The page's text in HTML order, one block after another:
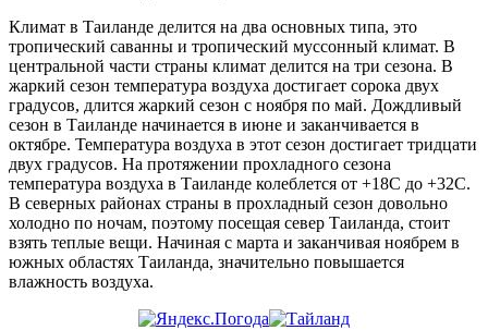
Климат в Таиланде делится на два основных типа, это
тропический саванны и тропический муссонный климат. В
центральной части страны климат делится на три сезона. В
жаркий сезон температура воздуха достигает сорока двух
градусов, длится жаркий сезон с ноября по май. Дождливый
сезон в Таиланде начинается в июне и заканчивается в
октябре. Температура воздуха в этот сезон достигает тридцати
двух градусов. На протяжении прохладного сезона
температура воздуха в Таиланде колеблется от +18С до +32С.
В северных районах страны в прохладный сезон довольно
холодно по ночам, поэтому посещая север Таиланда, стоит
взять теплые вещи. Начиная с марта и заканчивая ноябрем в
южных областях Таиланда, значительно повышается
влажность воздуха.